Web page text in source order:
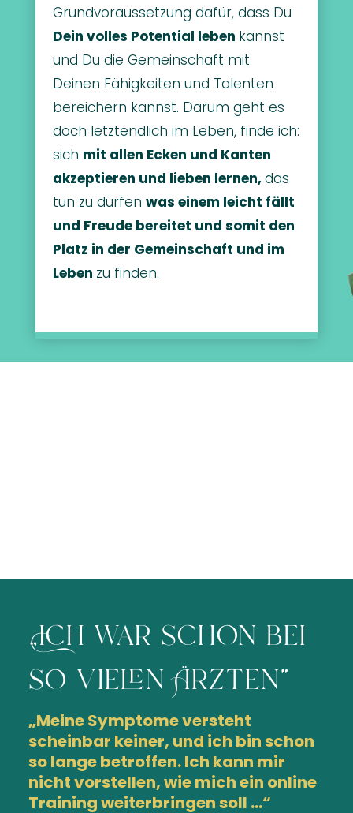
Grundvoraussetzung dafür, dass Du
Dein volles Potential leben kannst
und Du die Gemeinschaft mit
Deinen Fähigkeiten und Talenten
bereichern kannst. Darum geht es
doch letztendlich im Leben, finde ich:
sich mit allen Ecken und Kanten
akzeptieren und lieben lernen, das
tun zu dürfen was einem leicht fällt
und Freude bereitet und somit den
Platz in der Gemeinschaft und im
Leben zu finden.
„Ich war schon bei
so vielen Ärzten“
„Meine Symptome versteht
scheinbar keiner, und ich bin schon
so lange betroffen. Ich kann mir
nicht vorstellen, wie mich ein online
Training weiterbringen soll …“